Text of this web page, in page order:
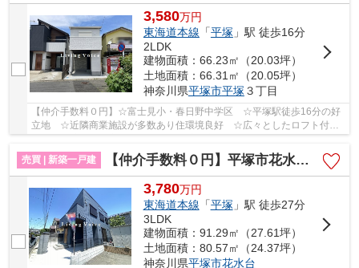
3,580万円
東海道本線 「平塚」駅 徒歩16分
2LDK
建物面積：66.23㎡（20.03坪）
土地面積：66.31㎡（20.05坪）
神奈川県平塚市平塚３丁目
【仲介手数料０円】☆富士見小・春日野中学区 ☆平塚駅徒歩16分の好
立地 ☆近隣商業施設が多数あり住環境良好 ☆広々としたロフト付
売買 | 新築一戸建
【仲介手数料０円】平塚市花水台 新築一戸建て
3,780万円
東海道本線 「平塚」駅 徒歩27分
3LDK
建物面積：91.29㎡（27.61坪）
土地面積：80.57㎡（24.37坪）
神奈川県平塚市花水台